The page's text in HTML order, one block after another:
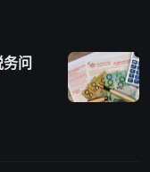
问